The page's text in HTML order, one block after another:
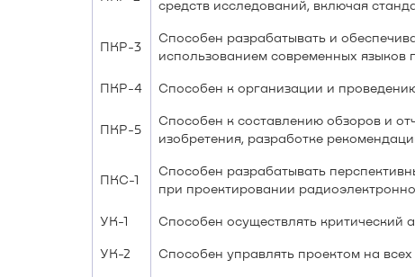
средств исследований, включая
ПКР-3
Способен разрабатывать и
использованием современных языков
ПКР-4 Способен к организации и
ПКР-5
Способен к составлению обзоров и
изобретения, разработке
ПКС-1
Способен разрабатывать
при проектировании
УК-1 Способен осуществлять критический
УК-2 Способен управлять проектом на